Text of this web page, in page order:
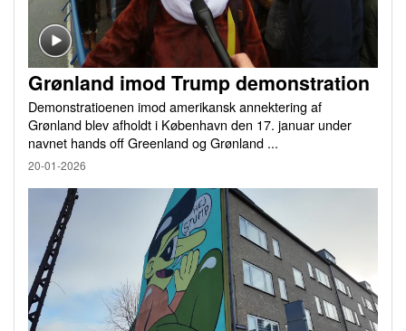
Grønland imod Trump demonstration
Demonstratioenen imod amerikansk annektering af
Grønland blev afholdt i København den 17. januar under
navnet hands off Greenland og Grønland ...
20-01-2026